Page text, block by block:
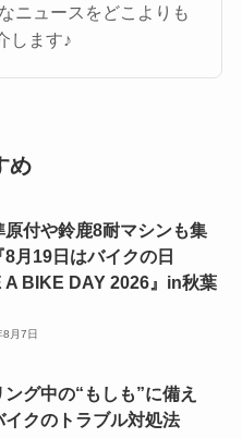
ニュースをどこよりも
します♪
め
原付や鈴鹿8耐マシンも集
8月19日はバイクの日
A BIKE DAY 2026』in秋葉
月7日
ング中の“もしも”に備え
イクのトラブル対処法